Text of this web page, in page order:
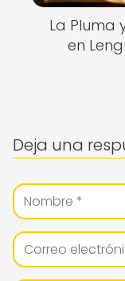
La Pluma
en
Deja una